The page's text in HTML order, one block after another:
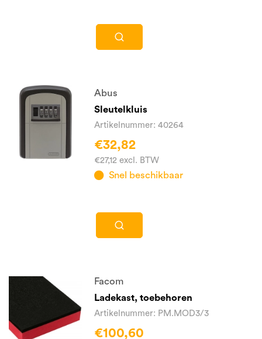
Abus
Sleutelkluis
Artikelnummer: 40264
€32,82
€27,12 excl. BTW
Snel beschikbaar
Facom
Ladekast, toebehoren
Artikelnummer: PM.MOD3/3
€100,60